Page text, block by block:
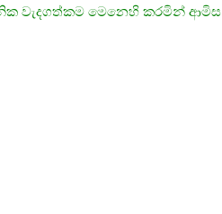
වැදගත්කමමෙනෙහිකරමින් ආමිස